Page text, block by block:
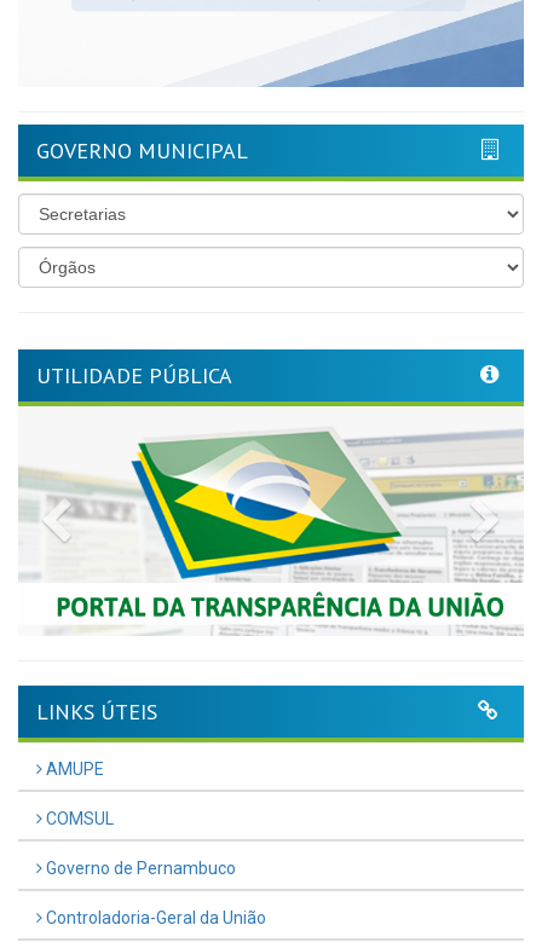
GOVERNO MUNICIPAL
UTILIDADE PÚBLICA
Previous
LINKS ÚTEIS
AMUPE
COMSUL
Governo de Pernambuco
Controladoria-Geral da União